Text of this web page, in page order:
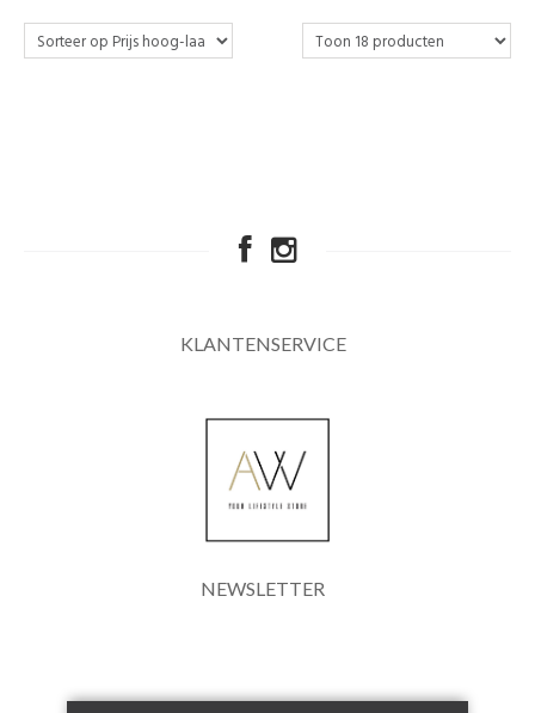
KLANTENSERVICE
NEWSLETTER